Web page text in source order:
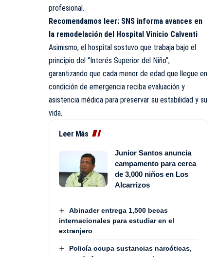
profesional.
Recomendamos leer: SNS informa avances en
la remodelación del Hospital Vinicio Calventi
Asimismo, el hospital sostuvo que trabaja bajo el
principio del “Interés Superior del Niño”,
garantizando que cada menor de edad que llegue en
condición de emergencia reciba evaluación y
asistencia médica para preservar su estabilidad y su
vida.
Leer Más
Junior Santos anuncia
campamento para cerca
de 3,000 niños en Los
Alcarrizos
Abinader entrega 1,500 becas
internacionales para estudiar en el
extranjero
Policía ocupa sustancias narcóticas,